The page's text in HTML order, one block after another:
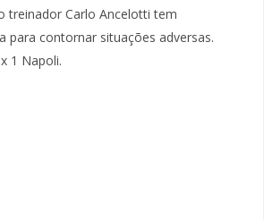
treinador Carlo Ancelotti tem
para contornar situações adversas.
1 Napoli.